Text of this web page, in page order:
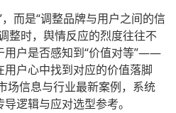
而是“调整品牌与用户之间的信
整时，舆情反应的烈度往往不
用户是否感知到“价值对等”——
户心中找到对应的价值落脚
场信息与行业最新案例，系统
逻辑与应对选型参考。